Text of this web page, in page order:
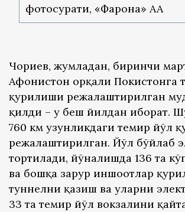
фотосурати, «Фарғона» АА
Чориев, жумладан, биринчи
Афғонистон орқали Покистонга
қурилиши режалаштирилган
қилди – у беш йилдан иборат.
760 км узунликдаги темир йўл
режалаштирилган. Йўл бўйлаб
тортилади, йўналишда 136 та
ва бошқа зарур иншоотлар
туннелни қазиш ва уларни
33 та темир йўл вокзалини